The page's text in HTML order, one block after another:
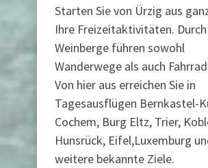
Starten Sie von Ürzig aus
Ihre Freizeitaktivitäten.
Weinberge führen sowohl
Wanderwege als auch
Von hier aus erreichen Sie in
Tagesausflügen Bernkastel-
Cochem, Burg Eltz, Trier,
Hunsrück, Eifel,Luxemburg
weitere bekannte Ziele.